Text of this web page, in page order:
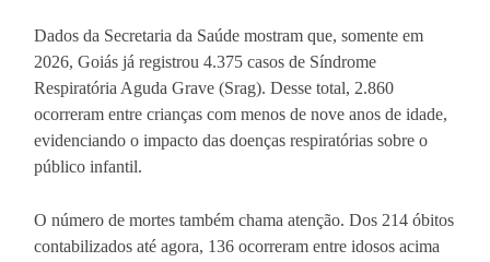
Dados da Secretaria da Saúde mostram que, somente em
2026, Goiás já registrou 4.375 casos de Síndrome
Respiratória Aguda Grave (Srag). Desse total, 2.860
ocorreram entre crianças com menos de nove anos de idade,
evidenciando o impacto das doenças respiratórias sobre o
público infantil.
O número de mortes também chama atenção. Dos 214 óbitos
contabilizados até agora, 136 ocorreram entre idosos acima